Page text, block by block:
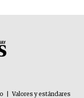
Valores y estándares